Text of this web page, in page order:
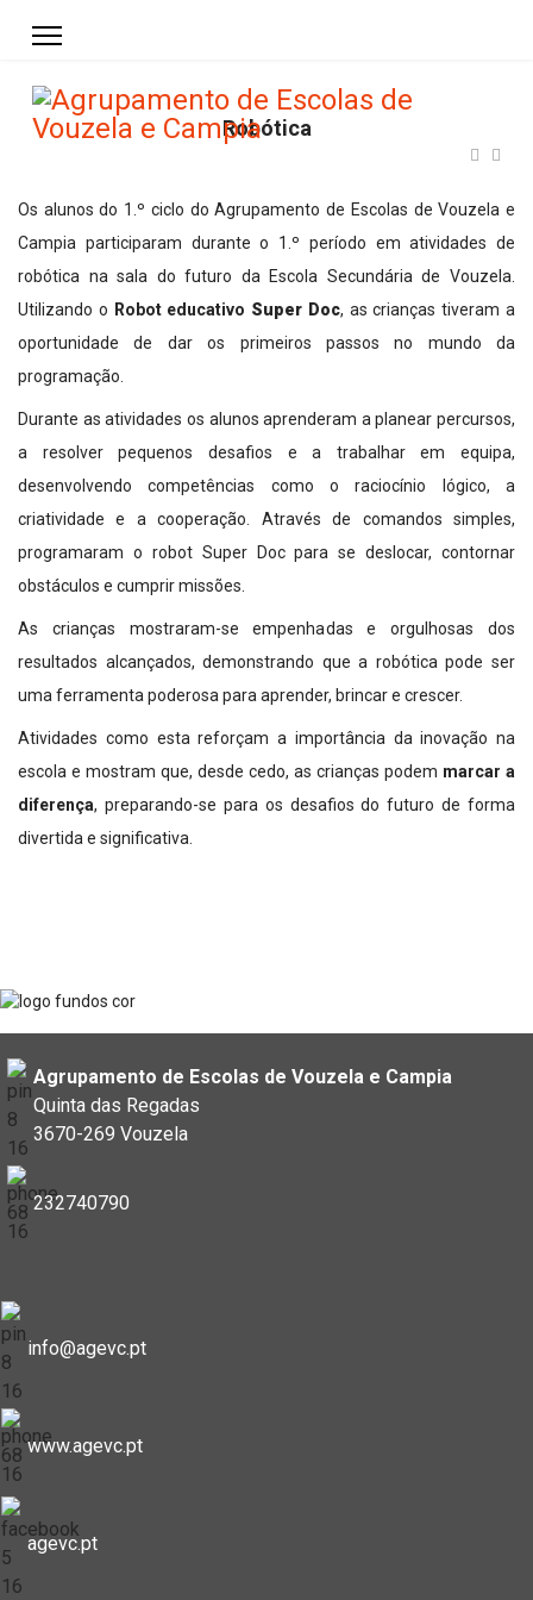
Robótica
Os alunos do 1.º ciclo do Agrupamento de Escolas de Vouzela e
Campia participaram durante o 1.º período em atividades de
robótica na sala do futuro da Escola Secundária de Vouzela.
Utilizando o Robot educativo Super Doc, as crianças tiveram a
oportunidade de dar os primeiros passos no mundo da
programação.
Durante as atividades os alunos aprenderam a planear percursos,
a resolver pequenos desafios e a trabalhar em equipa,
desenvolvendo competências como o raciocínio lógico, a
criatividade e a cooperação. Através de comandos simples,
programaram o robot Super Doc para se deslocar, contornar
obstáculos e cumprir missões.
As crianças mostraram-se empenhadas e orgulhosas dos
resultados alcançados, demonstrando que a robótica pode ser
uma ferramenta poderosa para aprender, brincar e crescer.
Atividades como esta reforçam a importância da inovação na
escola e mostram que, desde cedo, as crianças podem marcar a
diferença, preparando-se para os desafios do futuro de forma
divertida e significativa.
Agrupamento de Escolas de Vouzela e Campia
Quinta das Regadas
3670-269 Vouzela
232740790
info@agevc.pt
www.agevc.pt
agevc.pt